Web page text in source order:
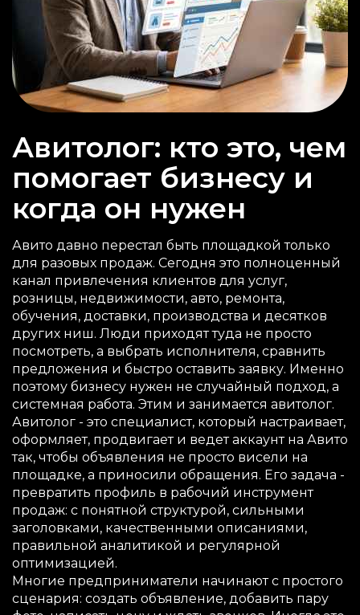
Авитолог: кто это, чем
помогает бизнесу и
когда он нужен
Авито давно перестал быть площадкой только
для разовых продаж. Сегодня это полноценный
канал привлечения клиентов для услуг,
розницы, недвижимости, авто, ремонта,
обучения, доставки, производства и десятков
других ниш. Люди приходят туда не просто
посмотреть, а выбрать исполнителя, сравнить
предложения и быстро оставить заявку. Именно
поэтому бизнесу нужен не случайный подход, а
системная работа. Этим и занимается авитолог.
Авитолог - это специалист, который настраивает,
оформляет, продвигает и ведет аккаунт на Авито
так, чтобы объявления не просто висели на
площадке, а приносили обращения. Его задача -
превратить профиль в рабочий инструмент
продаж: с понятной структурой, сильными
заголовками, качественными описаниями,
правильной аналитикой и регулярной
оптимизацией.
Многие предприниматели начинают с простого
сценария: создать объявление, добавить пару